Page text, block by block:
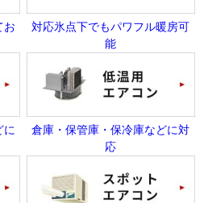
お
対応氷点下でもパワフル暖房可
能
に
倉庫・保管庫・保冷庫などに対
応